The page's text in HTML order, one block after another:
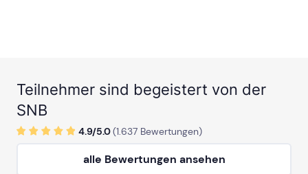
Teilnehmer sind begeistert von der
SNB
4.9/5.0(1.637 Bewertungen)
alle Bewertungen ansehen